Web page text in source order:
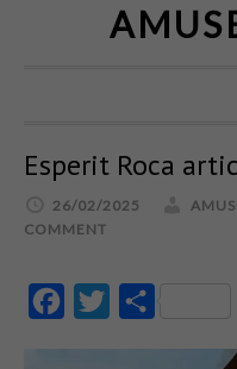
Esperit Roca
26/02/2025
COMMENT
FacebookTwitter